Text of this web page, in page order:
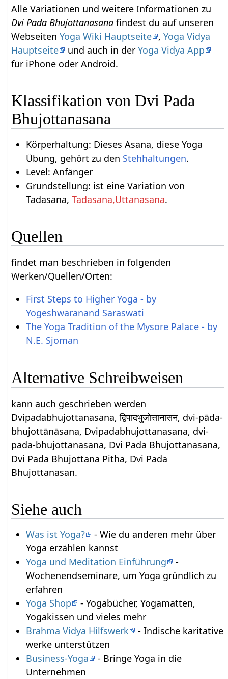
Alle Variationen und weitere Informationen zu
Dvi Pada Bhujottanasana findest du auf unseren
WebseitenYoga Wiki Hauptseite ,Yoga Vidya
Hauptseite
und auch in derYoga Vidya App
für iPhone oder Android.
Klassifikation von Dvi Pada
Bhujottanasana
Körperhaltung: Dieses Asana, diese Yoga
Übung, gehört zu den Stehhaltungen.
Level: Anfänger
Grundstellung: ist eine Variation von
Tadasana, Tadasana,Uttanasana.
Quellen
findet man beschrieben in folgenden
Werken/Quellen/Orten:
First Steps to Higher Yoga - by
Yogeshwaranand Saraswati
The Yoga Tradition of the Mysore Palace - by
N.E. Sjoman
Alternative Schreibweisen
kann auch geschrieben werden
Dvipadabhujottanasana, द्विपादभुजोत्तानासन, dvi-pāda-
bhujottānāsana, Dvipadabhujottanasana, dvi-
pada-bhujottanasana, Dvi Pada Bhujottanasana,
Dvi Pada Bhujottana Pitha, Dvi Pada
Bhujottanasan.
Siehe auch
Was ist Yoga?
- Wie du anderen mehr über
Yoga erzählen kannst
Yoga und Meditation Einführung
-
Wochenendseminare, um Yoga gründlich zu
erfahren
Yoga Shop
- Yogabücher, Yogamatten,
Yogakissen und vieles mehr
Brahma Vidya Hilfswerk
- Indische karitative
werke unterstützen
Business-Yoga
- Bringe Yoga in die
Unternehmen